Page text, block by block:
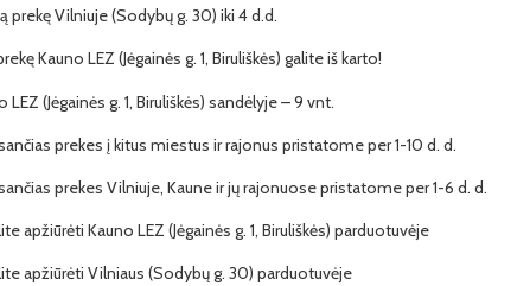
prekę Vilniuje (Sodybų g. 30) iki 4 d.d.
Kauno LEZ (Jėgainės g. 1, Biruliškės) galite iš karto!
LEZ (Jėgainės g. 1, Biruliškės) sandėlyje – 9 vnt.
prekes į kitus miestus ir rajonus pristatome per 1-10 d. d.
prekes Vilniuje, Kaune ir jų rajonuose pristatome per 1-6 d. d.
apžiūrėti Kauno LEZ (Jėgainės g. 1, Biruliškės) parduotuvėje
apžiūrėti Vilniaus (Sodybų g. 30) parduotuvėje